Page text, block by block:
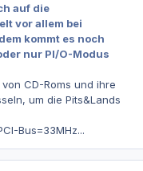
auf die
vor allem bei
kommt es noch
nur PI/O-Modus
CD-Roms und ihre
um die Pits&Lands
Bus=33MHz...